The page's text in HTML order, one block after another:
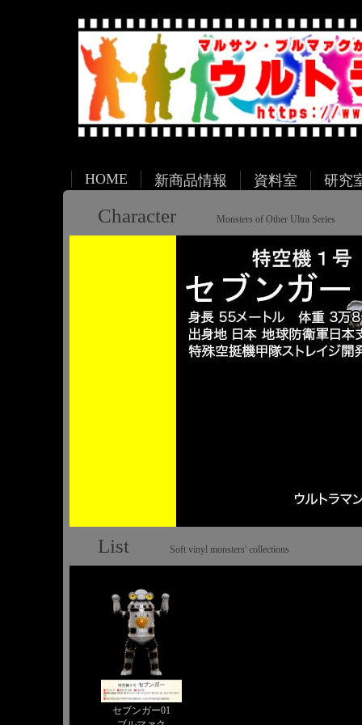
HOME 新商品情報 資料室 研究
Character Monsters of Other Ultra Series
List Soft vinyl monsters' collections
セブンガー01